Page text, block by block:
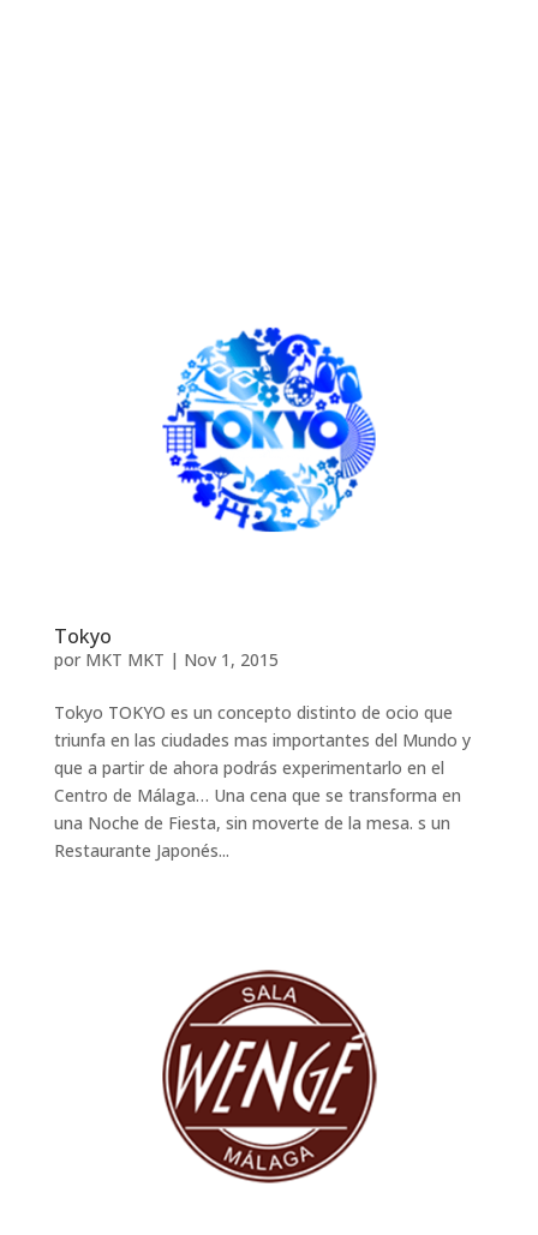
Tokyo
por MKT MKT | Nov 1, 2015
Tokyo TOKYO es un concepto distinto de ocio que
triunfa en las ciudades mas importantes del Mundo y
que a partir de ahora podrás experimentarlo en el
Centro de Málaga… Una cena que se transforma en
una Noche de Fiesta, sin moverte de la mesa. s un
Restaurante Japonés...